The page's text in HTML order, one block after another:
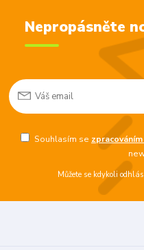
Nepropásněte
Souhlasím se
Můžete se kdykoli